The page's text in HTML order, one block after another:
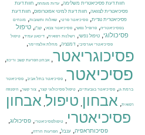
חוות דעת פסיכיאטרית משלימה, עדות מומחה, חוות דעת
פסיכיאטרית לצוואה,חוות דעת למינוי אפוטרופוס,חוות דעת
פסיכיאטרית נגדית,פסיכיאטר פרטי,שאלות ותשובות,מונחים
בפסיכיאטריה,פרופיל נפשי,פסיכיאטר צבאי,קב"ן,טיפול
פסיכולוגי, טיפול נפשי, רשלנות רפואית, דיכאון עמיד, טיפול
פסיכיאטרי אגרסיבי,דמנציה, מחלת אלצהיימר,
פסיכוגריאטר, אבחון הפרעת קשב וריכוז,
פסיכיאטר, פסיכיאטר בתל אביב, פסיכיאטר
ברמת גן, פסיכיאטר בגבעתיים, טיפול פסיכולוגי קצר, צור קשר, היפנוזה
רפואית, אבחון, טיפול, אבחון
פסיכיאטרי, טיפולפסיכיאטרי, פסיכולוג,
פסיכותראפיה, ענבל, הפרעות חרדה,